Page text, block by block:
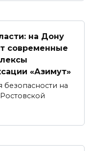
на Дону
современные
«Азимут»
безопасности на